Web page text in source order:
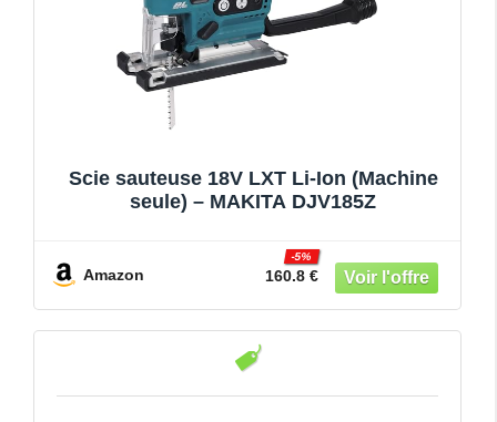
Scie sauteuse 18V LXT Li-Ion (Machine
seule) – MAKITA DJV185Z
Amazon 160.8 €
-5%